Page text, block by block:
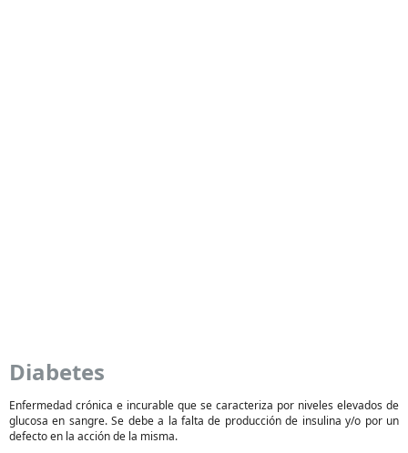
Diabetes
Enfermedad crónica e incurable que se caracteriza por niveles elevados de
glucosa en sangre. Se debe a la falta de producción de insulina y/o por un
defecto en la acción de la misma.